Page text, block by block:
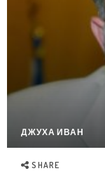
ДЖУХА ИВАН
SHARE